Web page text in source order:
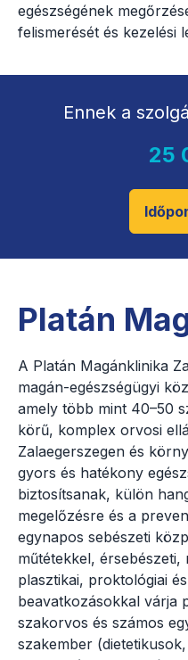
egészségének
felismerését és kezelési
Ennek a
25
Platán
A Platán Magánklinika
magán-egészségügyi
amely több mint 40–50
körű, komplex orvosi
Zalaegerszegen és
gyors és hatékony
biztosítsanak, külön
megelőzésre és a
egynapos sebészeti
műtétekkel,
plasztikai, proktológiai
beavatkozásokkal várja
szakorvos és számos
szakember